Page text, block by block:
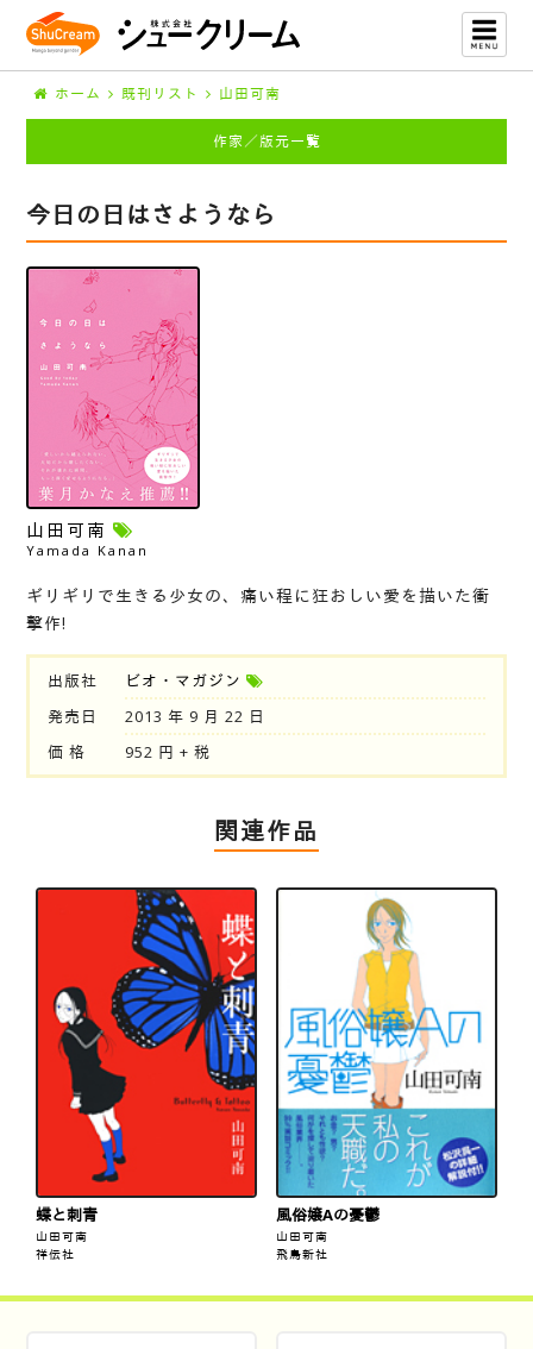
ホーム 既刊リスト 山田可南
作家／版元一覧
今日の日はさようなら
山田可南
Yamada Kanan
ギリギリで生きる少女の、痛い程に狂おしい愛を描いた衝
撃作!
出版社
ビオ・マガジン
発売日
2013 年 9 月 22 日
価 格
952 円 + 税
関連作品
蝶と刺青
山田可南
祥伝社
風俗嬢Aの憂鬱
山田可南
飛鳥新社